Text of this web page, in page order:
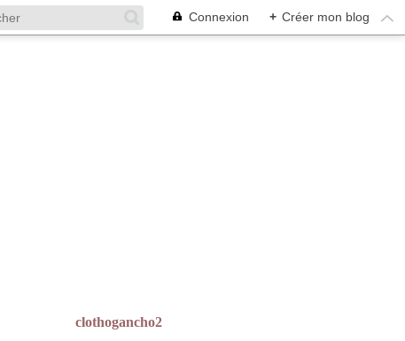
Connexion + Créer mon blog
clothogancho2